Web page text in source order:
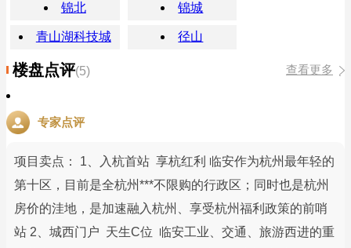
锦北 锦城
青山湖科技城 径山
楼盘点评(5) 查看更多
专家点评
项目卖点： 1、入杭首站 享杭红利 临安作为杭州最年轻的
第十区，目前是全杭州***不限购的行政区；同时也是杭州
房价的洼地，是加速融入杭州、享受杭州福利政策的前哨
站 2、城西门户 天生C位 临安工业、交通、旅游西进的重